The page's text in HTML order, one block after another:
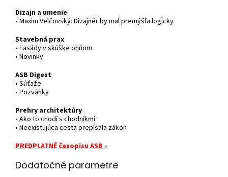
Dizajn a umenie
• Maxim Velčovský: Dizajnér by mal premýšľa logicky
Stavebná prax
• Fasády v skúške ohňom
• Novinky
ASB Digest
• Súťaže
• Pozvánky
Prehry architektúry
• Ako to chodí s chodníkmi
• Neexistujúca cesta prepísala zákon
PREDPLATNÉ časopisu ASB »
Dodatočné parametre